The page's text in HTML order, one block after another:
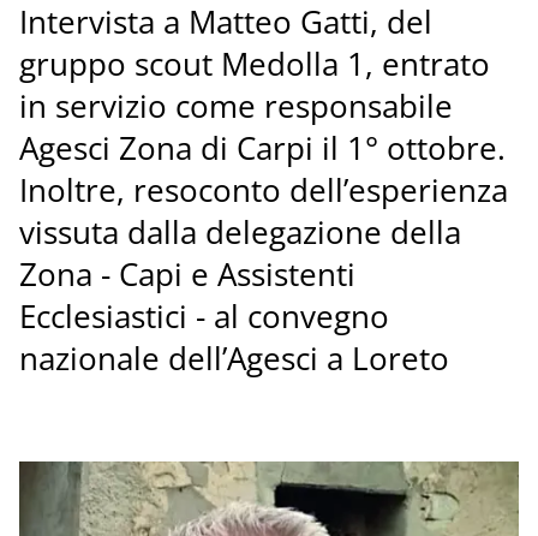
Intervista a Matteo Gatti, del
gruppo scout Medolla 1, entrato
in servizio come responsabile
Agesci Zona di Carpi il 1° ottobre.
Inoltre, resoconto dell’esperienza
vissuta dalla delegazione della
Zona - Capi e Assistenti
Ecclesiastici - al convegno
nazionale dell’Agesci a Loreto